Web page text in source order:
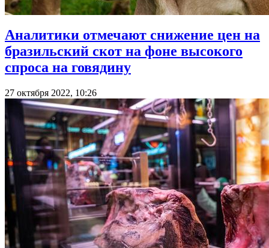
Аналитики отмечают снижение цен на
бразильский скот на фоне высокого
спроса на говядину
27 октября 2022, 10:26